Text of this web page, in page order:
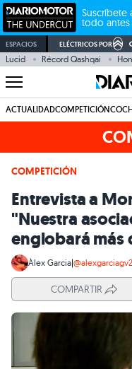
Suscríbete
todo
ESPACIOS ELÉCTRICOS POR
Lucid Récord Qashqai
ACTUALIDADCOMPETICIÓN
COMPETICIÓN
Entrevista a
"Nuestra
englobará más
Àlex Garcia|
COMPARTIR